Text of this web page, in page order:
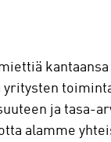
ja tasa-
alamme